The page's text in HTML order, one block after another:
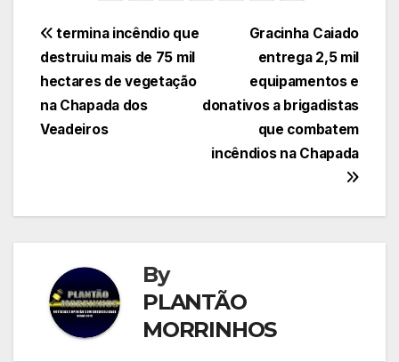
Navegação
de
Post
Gracinha Caiado
entrega 2,5 mil
equipamentos e
donativos a brigadistas
que combatem
incêndios na Chapada
termina incêndio que
destruiu mais de 75 mil
hectares de vegetação
na Chapada dos
Veadeiros
By
PLANTÃO
MORRINHOS